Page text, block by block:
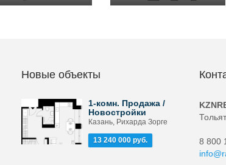
Новые объекты
1-комн. Продажа /
Новостройки
Казань, Рихарда Зорге
13 240 000 руб.
8 800